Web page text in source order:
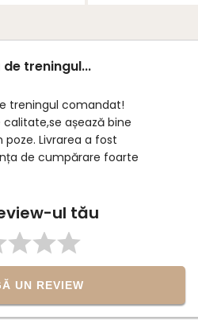
treningul...
treningul comandat!
așează bine
Livrarea a fost
de cumpărare foarte
ul tău
UN REVIEW